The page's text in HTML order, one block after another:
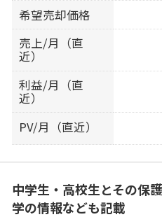
希望売却価格
売上/月（直
近）
利益/月（直
近）
PV/月（直近）
中学生・高校生とその保
学の情報なども記載